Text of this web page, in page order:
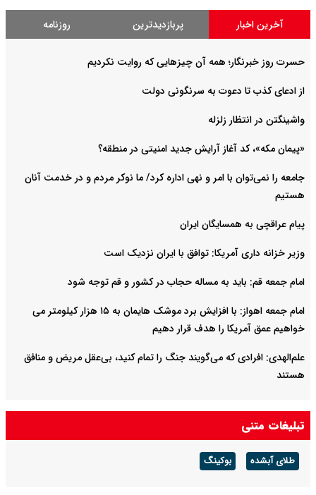
آخرین اخبار پربازدیدترین روزنامه
حسرت روز خبرنگار؛ همه آن چیزهایی که روایت نکردیم
از ادعای کذب تا دعوت به سرنگونی دولت
واشینگتن در انتظار زلزله
«پیمان مکه»، کد آغاز آرایش جدید امنیتی در منطقه؟
جامعه را نمی‌توان با امر و نهی اداره کرد/ ما نوکر مردم و در خدمت آنان
هستیم
پیام عراقچی به همسایگان ایران
وزیر خزانه داری آمریکا: توافق با ایران نزدیک است
امام جمعه قم: باید به مساله حجاب در کشور و قم توجه شود
امام‌ جمعه اهواز: با افزایش برد موشک هایمان به ۱۵ هزار کیلومتر می
خواهیم عمق آمریکا را هدف قرار دهیم
علم‌الهدی: افرادی که می‌گویند جنگ را تمام کنید، بی‌عقل مریض و منافق
هستند
تبلیغات متنی
طلای آبشده بوکینگ